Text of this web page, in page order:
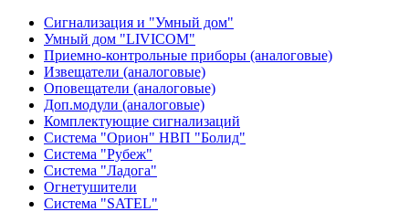
Сигнализация и "Умный дом"
Умный дом "LIVICOM"
Приемно-контрольные приборы (аналоговые)
Извещатели (аналоговые)
Оповещатели (аналоговые)
Доп.модули (аналоговые)
Комплектующие сигнализаций
Система "Орион" НВП "Болид"
Система "Рубеж"
Система "Ладога"
Огнетушители
Система "SATEL"